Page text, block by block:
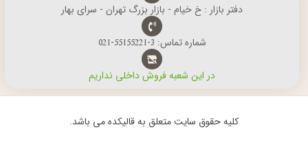
دفتر بازار : خ خیام - بازار بزرگ تهران - سرای بهار
شماره تماس: 3-55155221-021
در این شعبه فروش داخلی نداریم
کلیه حقوق سایت متعلق به قالیکده می باشد.